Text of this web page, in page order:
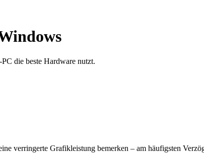
die beste Hardware nutzt.
verringerte Grafikleistung bemerken – am häufigsten